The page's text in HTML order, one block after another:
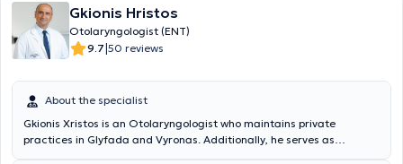
Gkionis Hristos
Otolaryngologist (ENT)
9.7|50 reviews
About the specialist
Gkionis Xristos is an Otolaryngologist who maintains private
practices in Glyfada and Vyronas. Additionally, he serves as